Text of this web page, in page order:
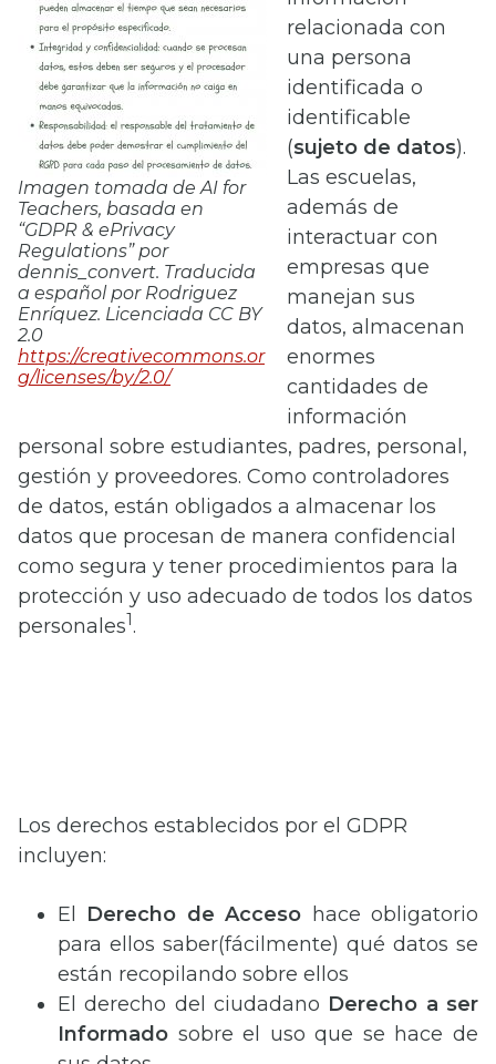
Imagen tomada de AI for
Teachers, basada en
“GDPR & ePrivacy
Regulations” por
dennis_convert. Traducida
a español por Rodriguez
Enríquez. Licenciada CC BY
2.0
https://creativecommons.or
g/licenses/by/2.0/
relacionada con
una persona
identificada o
identificable
(sujeto de datos).
Las escuelas,
además de
interactuar con
empresas que
manejan sus
datos, almacenan
enormes
cantidades de
información
personal sobre estudiantes, padres, personal,
gestión y proveedores. Como controladores
de datos, están obligados a almacenar los
datos que procesan de manera confidencial
como segura y tener procedimientos para la
protección y uso adecuado de todos los datos
personales1.
Los derechos establecidos por el GDPR
incluyen:
El Derecho de Acceso hace obligatorio
para ellos saber(fácilmente) qué datos se
están recopilando sobre ellos
El derecho del ciudadano Derecho a ser
Informado sobre el uso que se hace de